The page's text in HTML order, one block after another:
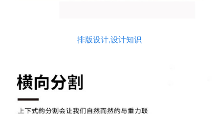
排版设计,设计知识